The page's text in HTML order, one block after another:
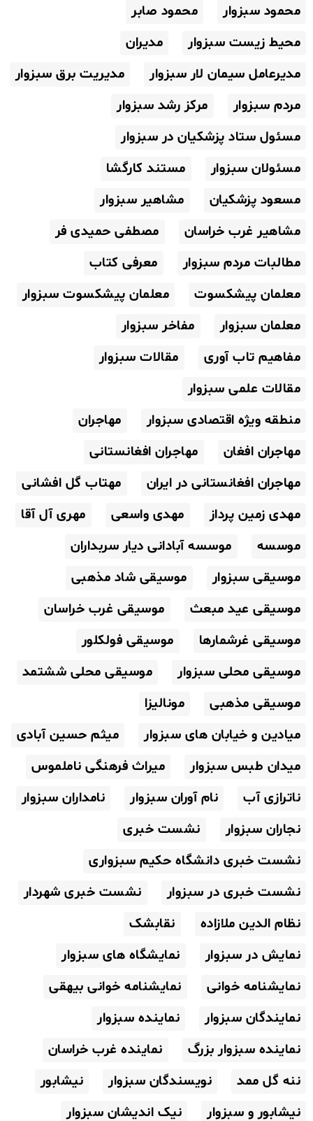
محمود سبزوار
محمود صابر
محیط زیست سبزوار
مدیران
مدیرعامل سیمان لار سبزوار
مدیریت برق سبزوار
مردم سبزوار
مرکز رشد سبزوار
مسئول ستاد پزشکیان در سبزوار
مسئولان سبزوار
مستند کارگشا
مسعود پزشکیان
مشاهیر سبزوار
مشاهیر غرب خراسان
مصطفی حمیدی فر
مطالبات مردم سبزوار
معرفی کتاب
معلمان پیشکسوت
معلمان پیشکسوت سبزوار
معلمان سبزوار
مفاخر سبزوار
مفاهیم تاب آوری
مقالات سبزوار
مقالات علمی سبزوار
منطقه ویژه اقتصادی سبزوار
مهاجران
مهاجران افغان
مهاجران افغانستانی
مهاجران افغانستانی در ایران
مهتاب گل افشانی
مهدی زمین پرداز
مهدی واسعی
مهری آل آقا
موسسه
موسسه آبادانی دیار سربداران
موسیقی سبزوار
موسیقی شاد مذهبی
موسیقی عید مبعث
موسیقی غرب خراسان
موسیقی غرشمارها
موسیقی فولکلور
موسیقی محلی سبزوار
موسیقی محلی ششتمد
موسیقی مذهبی
مونالیزا
میادین و خیابان های سبزوار
میثم حسین آبادی
میدان طبس سبزوار
میراث فرهنگی ناملموس
ناترازی آب
نام آوران سبزوار
نامداران سبزوار
نجاران سبزوار
نشست خبری
نشست خبری دانشگاه حکیم سبزواری
نشست خبری در سبزوار
نشست خبری شهردار
نظام الدین ملازاده
نقابشک
نمایش در سبزوار
نمایشگاه های سبزوار
نمایشنامه خوانی
نمایشنامه خوانی بیهقی
نمایندگان سبزوار
نماینده سبزوار
نماینده سبزوار بزرگ
نماینده غرب خراسان
ننه گل ممد
نویسندگان سبزوار
نیشابور
نیشابور و سبزوار
نیک اندیشان سبزوار